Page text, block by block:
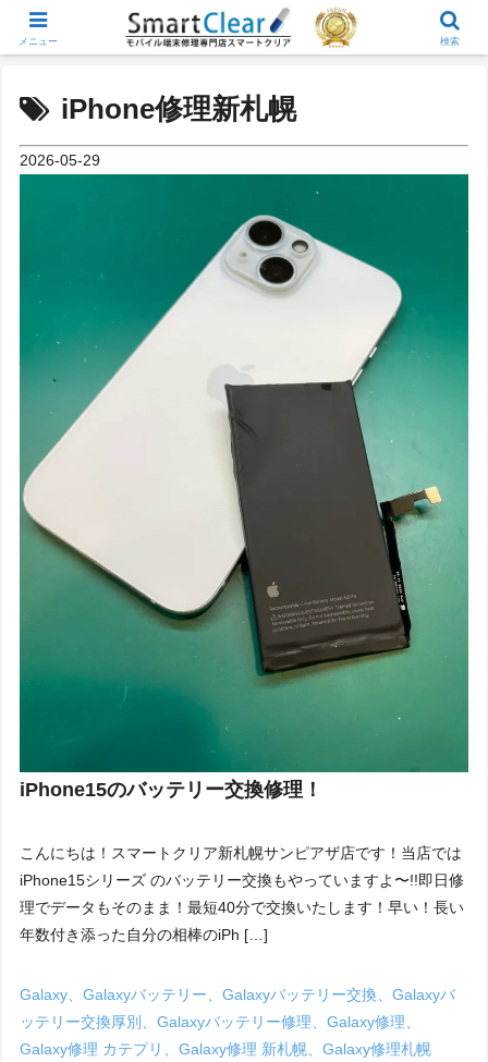
iPhone修理新札幌
2026-05-29
iPhone15のバッテリー交換修理！
こんにちは！スマートクリア新札幌サンピアザ店です！当店では
iPhone15シリーズ のバッテリー交換もやっていますよ〜!!即日修
理でデータもそのまま！最短40分で交換いたします！早い！長い
年数付き添った自分の相棒のiPh […]
Galaxy、Galaxyバッテリー、Galaxyバッテリー交換、Galaxyバ
ッテリー交換厚別、Galaxyバッテリー修理、Galaxy修理、
Galaxy修理 カテプリ、Galaxy修理 新札幌、Galaxy修理札幌
メニュー 検索